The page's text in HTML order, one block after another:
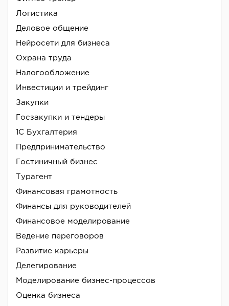
Логистика
Деловое общение
Нейросети для бизнеса
Охрана труда
Налогообложение
Инвестиции и трейдинг
Закупки
Госзакупки и тендеры
1С Бухгалтерия
Предпринимательство
Гостиничный бизнес
Турагент
Финансовая грамотность
Финансы для руководителей
Финансовое моделирование
Ведение переговоров
Развитие карьеры
Делегирование
Моделирование бизнес-процессов
Оценка бизнеса